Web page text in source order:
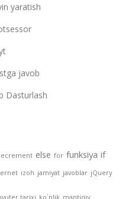
yaratish
javob
Dasturlash
else for funksiya if
izoh jamiyat javoblar jQuery
tarixi ko`plik mantiqiy